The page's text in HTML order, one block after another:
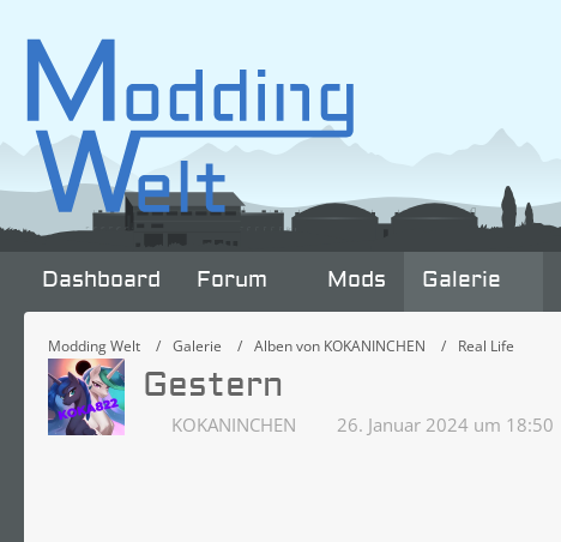
Dashboard Forum Mods Galerie
Modding Welt Galerie Alben von KOKANINCHEN Real Life
Gestern
KOKANINCHEN 26. Januar 2024 um 18:50